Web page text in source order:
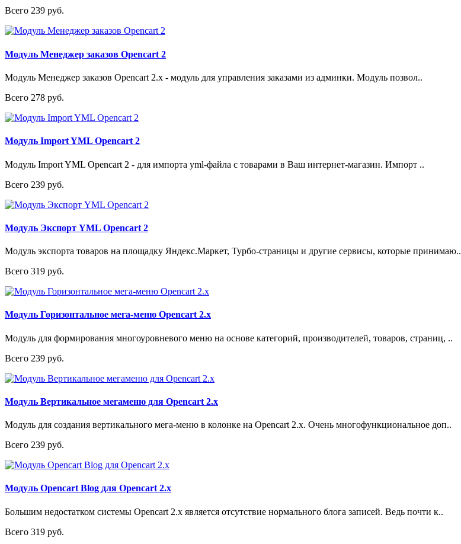
Всего 239 руб.
Модуль Менеджер заказов Opencart 2
Модуль Менеджер заказов Opencart 2.x - модуль для управления заказами из админки. Модуль позвол..
Всего 278 руб.
Модуль Import YML Opencart 2
Модуль Import YML Opencart 2 - для импорта yml-файла с товарами в Ваш интернет-магазин. Импорт ..
Всего 239 руб.
Модуль Экспорт YML Opencart 2
Модуль экспорта товаров на площадку Яндекс.Маркет, Турбо-страницы и другие сервисы, которые принимаю..
Всего 319 руб.
Модуль Горизонтальное мега-меню Opencart 2.x
Модуль для формирования многоуровневого меню на основе категорий, производителей, товаров, страниц, ..
Всего 239 руб.
Модуль Вертикальное мегаменю для Opencart 2.x
Модуль для создания вертикального мега-меню в колонке на Opencart 2.x. Очень многофункциональное доп..
Всего 239 руб.
Модуль Opencart Blog для Opencart 2.x
Большим недостатком системы Opencart 2.x является отсутствие нормального блога записей. Ведь почти к..
Всего 319 руб.